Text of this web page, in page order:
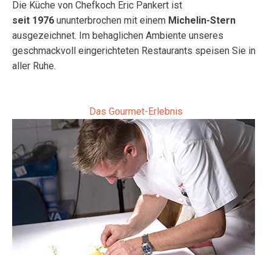
Die Küche von Chefkoch Eric Pankert ist
seit 1976 ununterbrochen mit einem Michelin-Stern
ausgezeichnet. Im behaglichen Ambiente unseres
geschmackvoll eingerichteten Restaurants speisen Sie in
aller Ruhe.
Das Gourmet-Erlebnis